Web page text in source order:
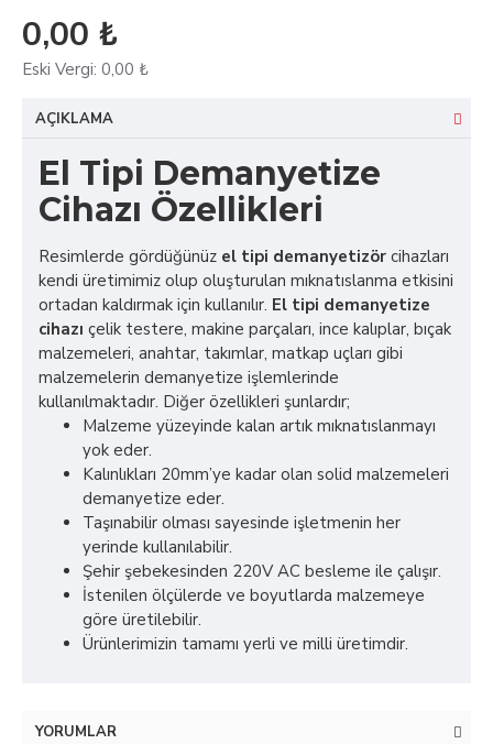
0,00 ₺
Eski Vergi: 0,00 ₺
AÇIKLAMA
El Tipi Demanyetize
Cihazı Özellikleri
Resimlerde gördüğünüz el tipi demanyetizör cihazları
kendi üretimimiz olup oluşturulan mıknatıslanma etkisini
ortadan kaldırmak için kullanılır. El tipi demanyetize
cihazı çelik testere, makine parçaları, ince kalıplar, bıçak
malzemeleri, anahtar, takımlar, matkap uçları gibi
malzemelerin demanyetize işlemlerinde
kullanılmaktadır. Diğer özellikleri şunlardır;
Malzeme yüzeyinde kalan artık mıknatıslanmayı
yok eder.
Kalınlıkları 20mm’ye kadar olan solid malzemeleri
demanyetize eder.
Taşınabilir olması sayesinde işletmenin her
yerinde kullanılabilir.
Şehir şebekesinden 220V AC besleme ile çalışır.
İstenilen ölçülerde ve boyutlarda malzemeye
göre üretilebilir.
Ürünlerimizin tamamı yerli ve milli üretimdir.
YORUMLAR